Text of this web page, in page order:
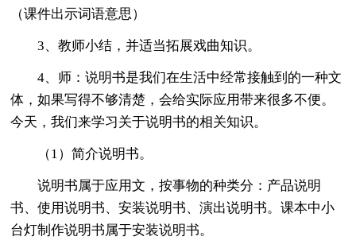
（课件出示词语意思）
3、教师小结，并适当拓展戏曲知识。
4、师：说明书是我们在生活中经常接触到的一种文
体，如果写得不够清楚，会给实际应用带来很多不便。
今天，我们来学习关于说明书的相关知识。
（1）简介说明书。
说明书属于应用文，按事物的种类分：产品说明
书、使用说明书、安装说明书、演出说明书。课本中小
台灯制作说明书属于安装说明书。